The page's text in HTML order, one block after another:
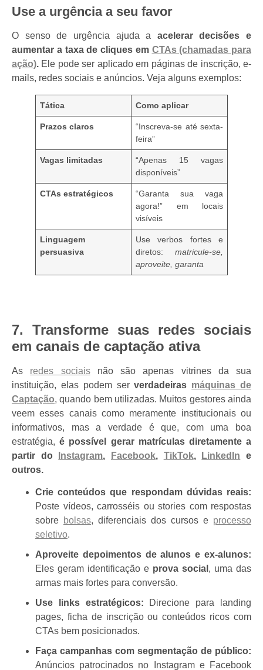
Use a urgência a seu favor
O senso de urgência ajuda a acelerar decisões e
aumentar a taxa de cliques em CTAs (chamadas para
ação). Ele pode ser aplicado em páginas de inscrição, e-
mails, redes sociais e anúncios. Veja alguns exemplos:
Tática Como aplicar
Prazos claros
“Inscreva-se até sexta-
feira”
Vagas limitadas
“Apenas 15 vagas
disponíveis”
CTAs estratégicos
“Garanta sua vaga
agora!” em locais
visíveis
Linguagem
persuasiva
Use verbos fortes e
diretos: matricule-se,
aproveite, garanta
7. Transforme suas redes sociais
em canais de captação ativa
As redes sociaisnão são apenas vitrines da sua
instituição, elas podem serverdadeiras máquinas de
Captação, quando bem utilizadas. Muitos gestores ainda
veem esses canais como meramente institucionais ou
informativos, mas a verdade é que, com uma boa
estratégia,é possível gerar matrículas diretamente a
partir do
Instagram, Facebook, TikTok, LinkedIn e
outros.
Crie conteúdos que respondam dúvidas reais:
Poste vídeos, carrosséis ou stories com respostas
sobre bolsas, diferenciais dos cursos e processo
seletivo.
Aproveite depoimentos de alunos e ex-alunos:
Eles geram identificação e prova social , uma das
armas mais fortes para conversão.
Use links estratégicos: Direcione para landing
pages, ficha de inscrição ou conteúdos ricos com
CTAs bem posicionados.
Faça campanhas com segmentação de público:
Anúncios patrocinados no Instagram e Facebook